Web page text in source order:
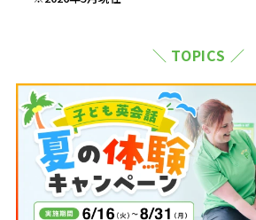
＼ TOPICS ／